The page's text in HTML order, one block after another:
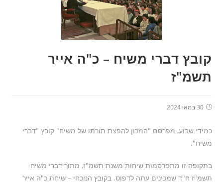
קובץ דברי משיח – כ"ה אייר
תשמ"ז
30 במאי 2024
כמידי שבוע, מפרסם "המכון להפצת תורתו של משיח" קובץ "דברי
משיח".
בתקופה זו מתפרסמות שיחות משנת תשמ"ז, מתוך דברי משיח
תשמ"ז ח"ד שמכינים עתה לדפוס. בקובץ הנוכחי – שיחת כ"ה אייר